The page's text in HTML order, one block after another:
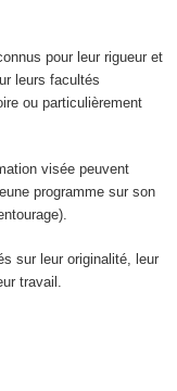
pour leur rigueur et
leurs facultés
ou particulièrement
visée peuvent
programme sur son
sur leur originalité, leur
travail.